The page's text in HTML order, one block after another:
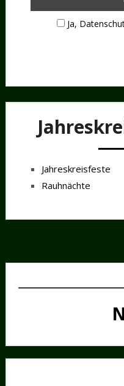
Ja,
Jahreskreisfeste
Rauhnächte